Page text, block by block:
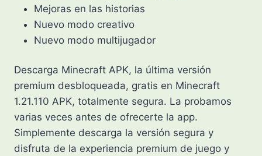
Mejoras en las historias
Nuevo modo creativo
Nuevo modo multijugador
Descarga Minecraft APK, la última versión
premium desbloqueada, gratis en Minecraft
1.21.110 APK, totalmente segura. La probamos
varias veces antes de ofrecerte la app.
Simplemente descarga la versión segura y
disfruta de la experiencia premium de juego y